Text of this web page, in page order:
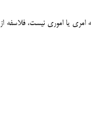
يا اموري نيست، فلاسفه از